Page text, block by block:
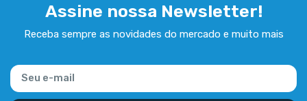
Assine nossa Newsletter!
Receba sempre as novidades do mercado e muito mais